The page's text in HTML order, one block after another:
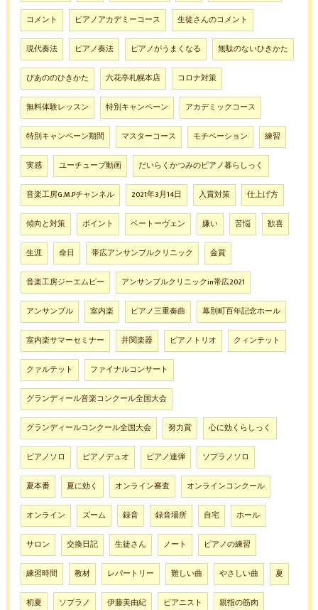
コメント ピアノアカデミーコース 生徒さんのコメント
現代奏法 ピアノ奏法 ピアノがうまくなる 無駄のないひきかた
ぴあののひきかた 六花亭札幌本店 コロナ対策
無料体験レッスン 特別キャンペーン アカデミックコース
特別キャンペーン期間 マスターコース モチベーション 練習
実感 ユーチューブ動画 だいらくかつみのピアノ暮らしっく
音楽工房G.M.Pチャンネル 2021年3月14日 入賞対策 仕上げ方
傾向と対策 ポイント ベートーヴェン 嫌い 苦悩 歓喜
生涯 命日 帯広アンサンブルクリニック 金賞
音楽工房ジーエムピー アンサンブルクリニックin帯広2021
アンサンブル 室内楽 ピアノ三重奏曲 幕別町百年記念ホール
室内楽サマーセミナー 井関楽器 ピアノトリオ クィンテット
クァルテット ファイナルコンサート
グランディール音楽コンクール全国大会
グランディールコンクール全国大会 努力賞 心に効くらしっく
ピアノソロ ピアノデュオ ピアノ連弾 ソプラノソロ
夏本番 夏に効く オンライン審査 オンラインコンクール
オンライン ズーム 録音 録音場所 自宅 ホール
サロン 交換日記 生徒さん ノート ピアノの練習
練習時間 教材 レパートリー 難しい曲 やさしい曲 夏
初夏 ソプラノ 伊藤美由紀 ピアニスト 親指の筋肉